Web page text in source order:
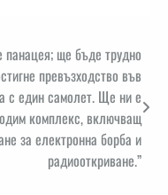
панацея; ще бъде трудно
превъзходство във
с един самолет. Ще ни е
комплекс, включващ
за електронна борба и
радиооткриване.”